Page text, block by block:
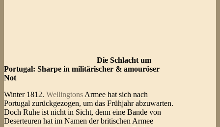
Die Schlacht um
Portugal: Sharpe in militärischer & amouröser
Not
Winter 1812. Wellingtons Armee hat sich nach
Portugal zurückgezogen, um das Frühjahr abzuwarten.
Doch Ruhe ist nicht in Sicht, denn eine Bande von
Deserteuren hat im Namen der britischen Armee